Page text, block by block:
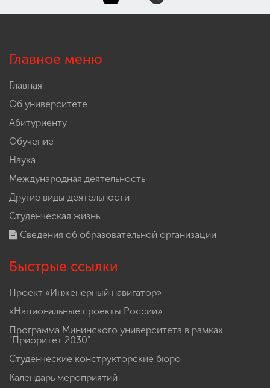
Главное меню
Главная
Об университете
Абитуриенту
Обучение
Наука
Международная деятельность
Другие виды деятельности
Студенческая жизнь
Сведения об образовательной организации
Быстрые ссылки
Проект «Инженерный навигатор»
«Национальные проекты России»
Программа Мининского университета в рамках
"Приоритет 2030"
Студенческие конструкторские бюро
Календарь мероприятий